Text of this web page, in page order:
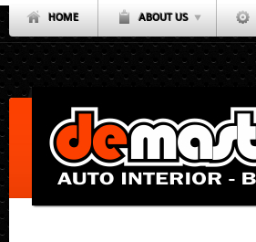
HOME ABOUT US